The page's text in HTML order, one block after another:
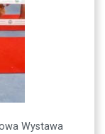
Wystawa